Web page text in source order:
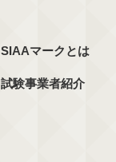
SIAAマークとは
試験事業者紹介